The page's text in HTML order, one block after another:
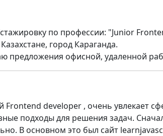
по профессии: "Junior
город Караганда.
предложения офисной, удаленной
developer , очень увлекает
подходы для решения задач.
В основном это был сайт